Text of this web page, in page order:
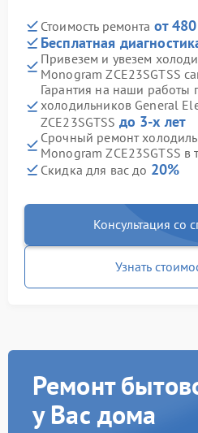
Стоимость ремонта от
Бесплатная
Привезем и увезем
Monogram ZCE23SGTSS
Гарантия на наши работы
холодильников General
ZCE23SGTSS до 3-х лет
Срочный ремонт
Monogram ZCE23SGTSS в
Скидка для вас до 20%
Консультация со
Узнать
Ремонт
у Вас дома